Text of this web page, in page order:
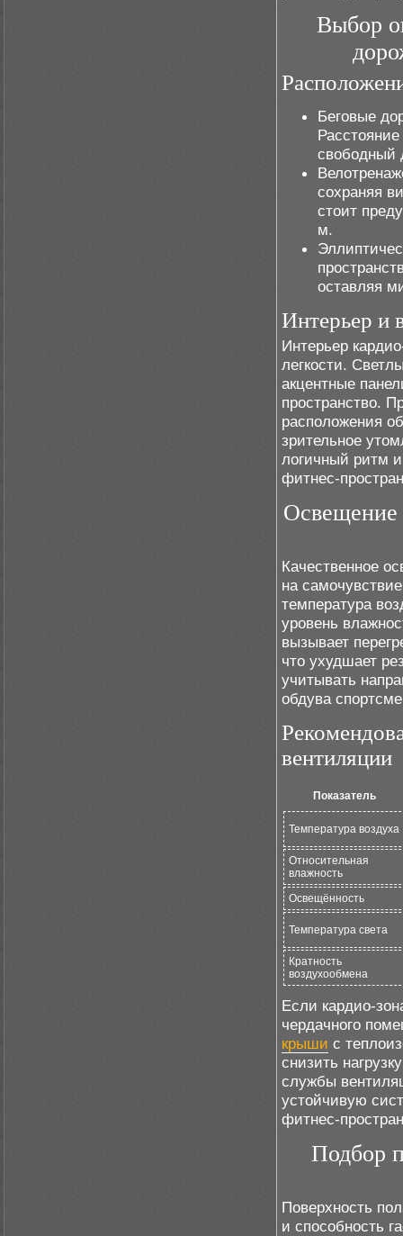
Выбор
Беговые
свободный
сохраняя
стоит
м.
оставляя
Интерьер и
Интерьер
легкости.
акцентные
пространство.
расположения
зрительное
логичный ритм
фитнес-
Освещение
Качественное
на
температура
уровень
вызывает
что ухудшает
учитывать
обдува
вентиляции
Показатель
Температура воздуха
Относительная
влажность
Освещённость
Температура света
Кратность
воздухообмена
Если кардио-
чердачного
крыши с
снизить
службы
устойчивую
фитнес-
Подбор
Поверхность
и способность